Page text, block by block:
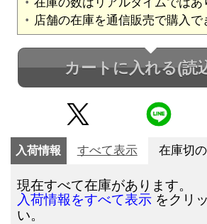
店舗の在庫を通信販売で購入で
カートに入れる(読
入荷情報 すべて表示 在庫切
現在すべて在庫があります。
入荷情報をすべて表示 をクリ
い。